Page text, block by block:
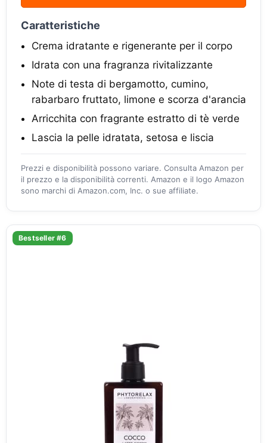
Caratteristiche
Crema idratante e rigenerante per il corpo
Idrata con una fragranza rivitalizzante
Note di testa di bergamotto, cumino,
rabarbaro fruttato, limone e scorza d'arancia
Arricchita con fragrante estratto di tè verde
Lascia la pelle idratata, setosa e liscia
Prezzi e disponibilità possono variare. Consulta Amazon per
il prezzo e la disponibilità correnti. Amazon e il logo Amazon
sono marchi di Amazon.com, Inc. o sue affiliate.
Bestseller #6